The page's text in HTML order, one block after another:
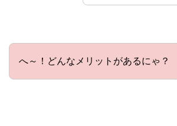
へ～！どんなメリットがあるにゃ？